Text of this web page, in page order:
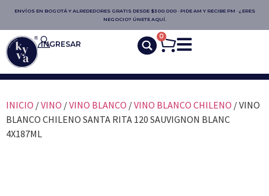
ENVÍOS EN BOGOTÁ Y ALREDEDORES GRATIS DESDE $300.000 · PIDE AM Y RECIBE PM · ¿ERES
NEGOCIO? ÚNETE AQUÍ.
INGRESAR
0
INICIO /VINO /VINO BLANCO /VINO BLANCO CHILENO / VINO
BLANCO CHILENO SANTA RITA 120 SAUVIGNON BLANC
4X187ML